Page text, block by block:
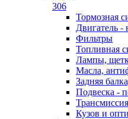
306
Тормозная
Двигатель -
Фильтры
Топливная
Лампы,
Масла,
Задняя
Подвеска -
Кузов и